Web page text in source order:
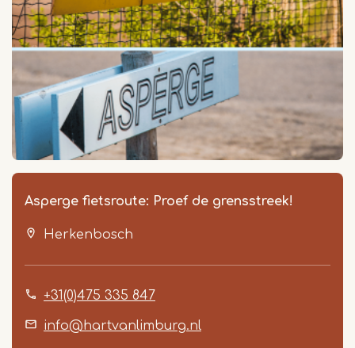
Asperge fietsroute: Proef de grensstreek!
Herkenbosch
+31(0)475 335 847
info@hartvanlimburg.nl